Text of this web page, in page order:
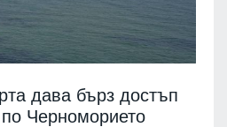
дава бърз достъп
Черноморието